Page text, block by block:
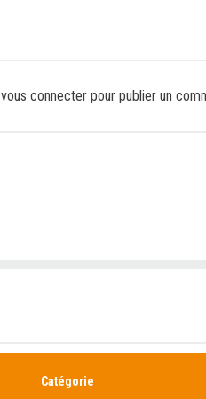
vous connecter pour publier un
Catégorie